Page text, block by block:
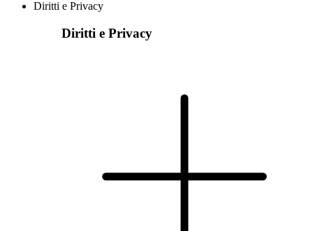
Diritti e Privacy
Diritti e Privacy